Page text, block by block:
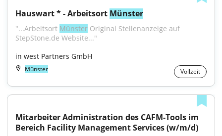
Hauswart * - Arbeitsort Münster
"...Arbeitsort Münster Original Stellenanzeige auf
StepStone.de Website..."
in west Partners GmbH
Münster Vollzeit
Mitarbeiter Administration des CAFM-Tools im
Bereich Facility Management Services (w/m/d)